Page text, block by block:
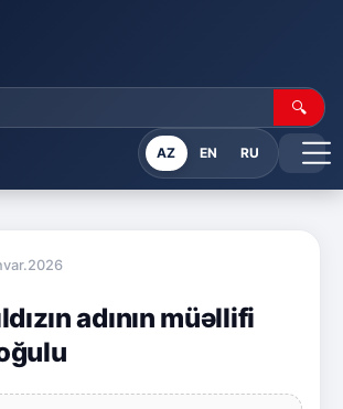
🔍
AZ EN RU
adının müəllifi